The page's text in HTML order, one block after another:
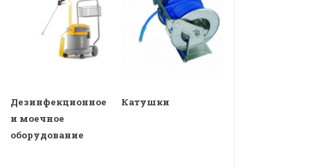
Дезинфекционное
и моечное
оборудование
Катушки